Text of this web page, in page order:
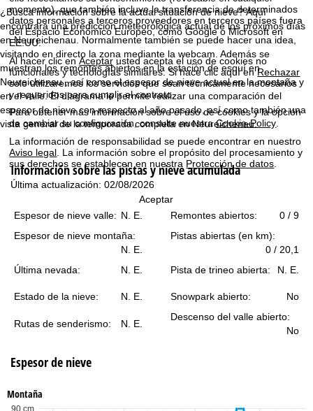
momento), que también incluye la transferencia de determinados
datos personales a terceros proveedores en terceros países fuera
del Espacio Económico Europeo, como Google o Microsoft en
EE.UU.
Al hacer clic enAceptarusted acepta el uso de cookies no
funcionales y tecnologías similares. Si hace clic aquí enRechazar
solo utilizaremos los servicios que sean técnicamente necesarios
y requeridos para cumplir el contrato.
Para obtener más información sobre el uso de cookies y la opción
de cambiar su configuración, consulte nuestraCookie-Policy
La información de responsabilidad se puede encontrar en nuestro
Aviso legal . La información sobre el propósito del procesamiento y
sus derechos se establecen en nuestra Protección de datos
Aceptar
i
n
a
p
r
i
n
c
i
p
a
l
¿Busca información sobre la actual situación de nieve? Aquí
encontrará una predicción meteorológica actual de los próximos días
en Neureichenau. Normalmente también se puede hacer una idea,
visitando en directo la zona mediante la webcam. Además se
muestran los remontes abiertos en la estación de esquí en
Neureichenau , así como el espesor de nieve actual en la montaña y
en el valle. El diagrama le permite realizar una comparación del
espesor de nieve con respecto al año pasado, así como también una
vista general de la temporada completa en Neureichenau.
Información sobre las pistas y nieve acumulada
Última actualización: 02/08/2026
Espesor de nieve valle: N. E. Remontes abiertos:
0 / 9
Espesor de nieve montaña:
N. E.
Pistas abiertas (en km):
0 / 20,1
Última nevada:
N. E. Pista de trineo abierta: N. E.
Estado de la nieve: N. E. Snowpark abierto: No
Rutas de senderismo: N. E.
Descenso del valle abierto:
No
Espesor de nieve
Montaña
90 cm